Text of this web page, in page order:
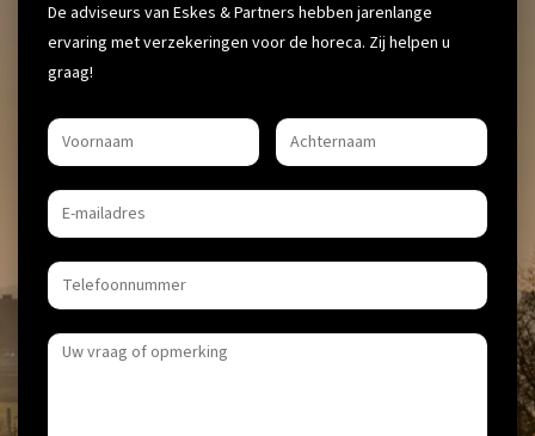
De adviseurs van Eskes & Partners hebben jarenlange
ervaring met verzekeringen voor de horeca. Zij helpen u
graag!